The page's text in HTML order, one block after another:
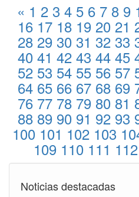
« 1 2 3 4 5 6 7 8 9
16 17 18 19 20 21
28 29 30 31 32 33
40 41 42 43 44 45
52 53 54 55 56 57
64 65 66 67 68 69
76 77 78 79 80 81
88 89 90 91 92 93
100 101 102 103
109 110 111 112
Noticias destacadas